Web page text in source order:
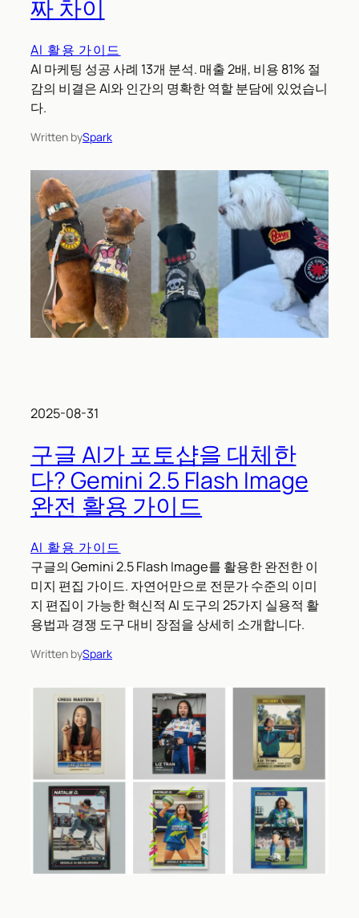
짜 차이
AI 활용 가이드
AI 마케팅 성공 사례 13개 분석. 매출 2배, 비용 81% 절
감의 비결은 AI와 인간의 명확한 역할 분담에 있었습니
다.
Written bySpark
2025-08-31
구글 AI가 포토샵을 대체한
다? Gemini 2.5 Flash Image
완전 활용 가이드
AI 활용 가이드
구글의 Gemini 2.5 Flash Image를 활용한 완전한 이
미지 편집 가이드. 자연어만으로 전문가 수준의 이미
지 편집이 가능한 혁신적 AI 도구의 25가지 실용적 활
용법과 경쟁 도구 대비 장점을 상세히 소개합니다.
Written bySpark